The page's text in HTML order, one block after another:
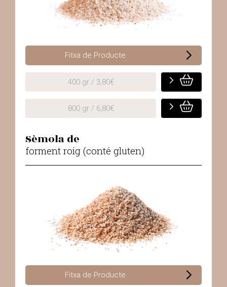
Fitxa de Producte
400 gr / 3,80€
800 gr / 6,80€
Sèmola de
forment roig (conté gluten)
Fitxa de Producte